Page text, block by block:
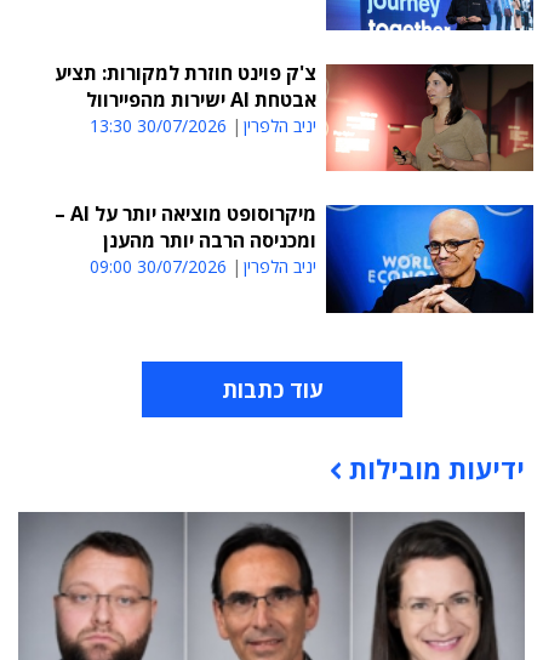
צ'ק פוינט חוזרת למקורות: תציע
אבטחת AI ישירות מהפיירוול
יניב הלפרין 30/07/2026 13:30
מיקרוסופט מוציאה יותר על AI –
ומכניסה הרבה יותר מהענן
יניב הלפרין 30/07/2026 09:00
עוד כתבות
תוכן פרסומי
ידיעות מובילות